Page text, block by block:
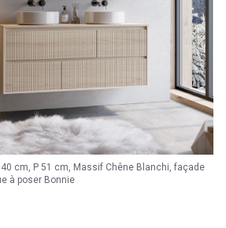
cm, P 51 cm, Massif Chêne Blanchi, façade
à poser Bonnie